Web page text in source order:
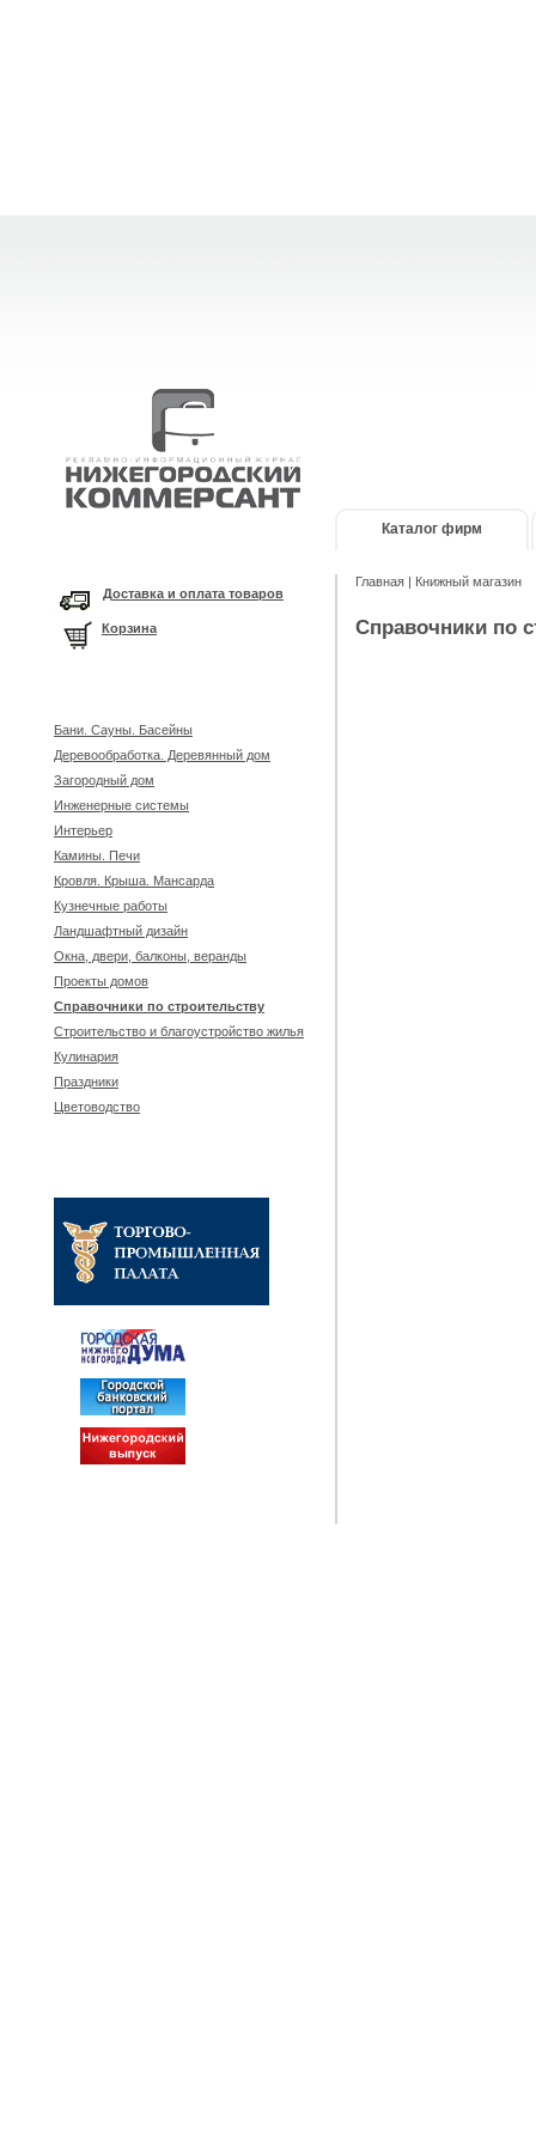
Каталог фирм
Доставка и оплата товаров
Корзина
Бани. Сауны. Басейны
Деревообработка. Деревянный дом
Загородный дом
Инженерные системы
Интерьер
Камины. Печи
Кровля. Крыша. Мансарда
Кузнечные работы
Ландшафтный дизайн
Окна, двери, балконы, веранды
Проекты домов
Справочники по строительству
Строительство и благоустройство жилья
Кулинария
Праздники
Цветоводство
Главная | Книжный магазин
Справочники по